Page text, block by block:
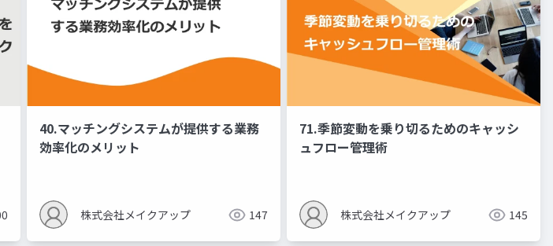
40.マッチングシステムが提供する業務
効率化のメリット
株式会社メイクアップ 147
71.季節変動を乗り切るためのキャッシ
ュフロー管理術
株式会社メイクアップ 145